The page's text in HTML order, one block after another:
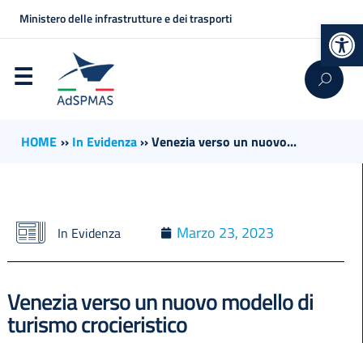
Ministero delle infrastrutture e dei trasporti
HOME ›› In Evidenza››Venezia verso un nuovo...
In Evidenza Marzo 23, 2023
Venezia verso un nuovo modello di
turismo crocieristico